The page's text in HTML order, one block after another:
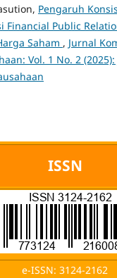
Pengaruh
Financial Public
Saham , Jurnal
Vol. 1 No. 2
ISSN
e-ISSN: 3124-2162